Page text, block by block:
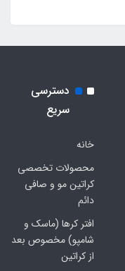
دسترسی
سریع
خانه
محصولات تخصصی
کراتین مو و صافی
دائم
افتر کرها (ماسک و
شامپو) مخصوص بعد
از کراتین